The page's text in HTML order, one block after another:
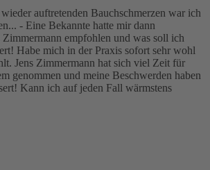
auftretenden Bauchschmerzen war ich
- Eine Bekannte hatte mir dann
Zimmermann empfohlen und was soll ich
Habe mich in der Praxis sofort sehr wohl
Jens Zimmermann hat sich viel Zeit für
genommen und meine Beschwerden haben
Kann ich auf jeden Fall wärmstens